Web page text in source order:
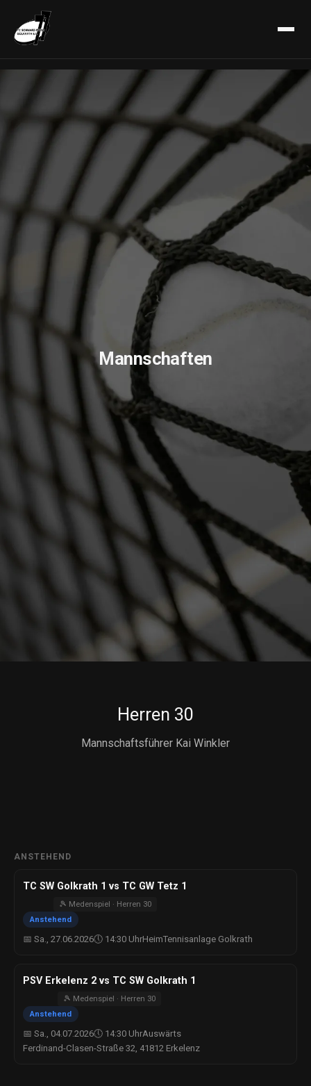
Mannschaften
Herren 30
Mannschaftsführer Kai Winkler
ANSTEHEND
TC SW Golkrath 1 vs TC GW Tetz 1
🎾 Medenspiel · Herren 30
Anstehend
📅 Sa., 27.06.2026🕔 14:30 UhrHeimTennisanlage Golkrath
PSV Erkelenz 2 vs TC SW Golkrath 1
🎾 Medenspiel · Herren 30
Anstehend
📅 Sa., 04.07.2026🕔 14:30 UhrAuswärts
Ferdinand-Clasen-Straße 32, 41812 Erkelenz